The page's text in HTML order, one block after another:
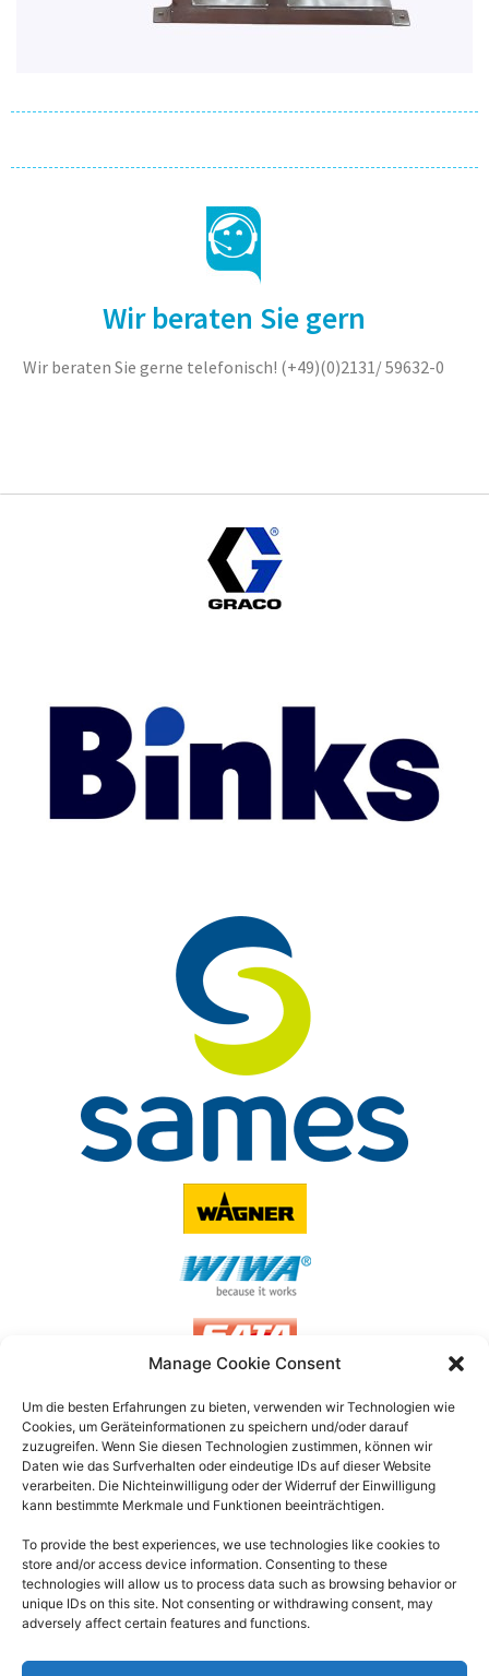
Manage Cookie Consent
Um die besten Erfahrungen zu bieten, verwenden wir Technologien wie
Cookies, um Geräteinformationen zu speichern und/oder darauf
zuzugreifen. Wenn Sie diesen Technologien zustimmen, können wir
Daten wie das Surfverhalten oder eindeutige IDs auf dieser Website
verarbeiten. Die Nichteinwilligung oder der Widerruf der Einwilligung
kann bestimmte Merkmale und Funktionen beeinträchtigen.
To provide the best experiences, we use technologies like cookies to
store and/or access device information. Consenting to these
technologies will allow us to process data such as browsing behavior or
unique IDs on this site. Not consenting or withdrawing consent, may
adversely affect certain features and functions.
Wir beraten Sie gern
Wir beraten Sie gerne telefonisch! (+49)(0)2131/ 59632-0
FLUIDSYSTEMS GMBH & CO. KG
Daimlerstraße 14A, 41564 Kaarst
+49 (0)2131/ 59632-0
info (at) fluidsystems.de
UNTERNEHMEN
LEISTUNGEN
IMPRESSUM
DATENSCHUTZERKLÄRUNG